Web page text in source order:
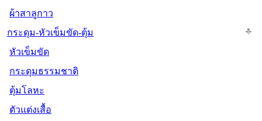
ผ้าสาลูกาว
กระดุม-หัวเข็มขัด-ตุ้ม
หัวเข็มขัด
กระดุมธรรมชาติ
ตุ้มโลหะ
ตัวแต่งเสื้อ